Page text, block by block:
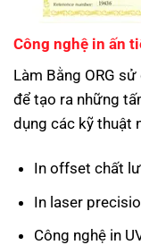
Công nghệ in ấn
Làm Bằng ORG
để tạo ra những
dụng các kỹ thuật
In offset chất
In laser
Công nghệ in